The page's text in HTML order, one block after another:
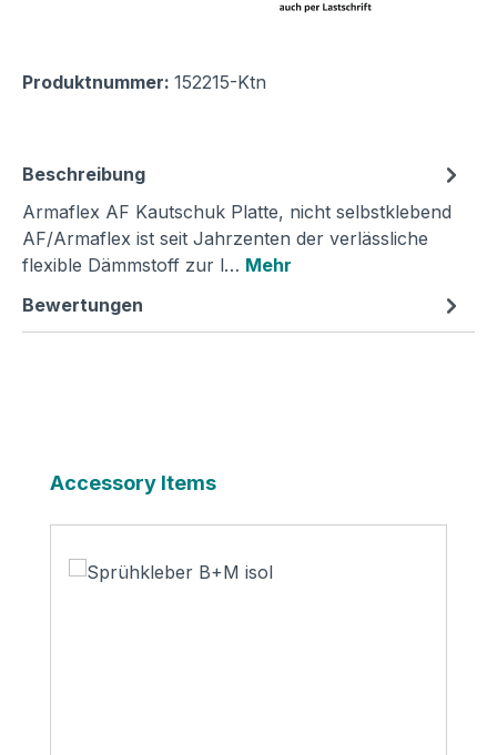
Produktnummer: 152215-Ktn
Beschreibung
Armaflex AF Kautschuk Platte, nicht selbstklebend
AF/Armaflex ist seit Jahrzenten der verlässliche
flexible Dämmstoff zur l… Mehr
Bewertungen
Produktgalerie überspringen
Accessory Items